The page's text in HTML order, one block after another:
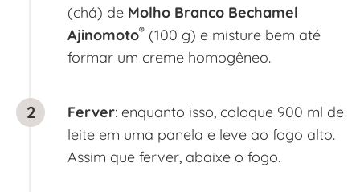
(chá) de Molho Branco Bechamel
Ajinomoto® (100 g) e misture bem até
formar um creme homogêneo.
Ferver: enquanto isso, coloque 900 ml de
leite em uma panela e leve ao fogo alto.
Assim que ferver, abaixe o fogo.